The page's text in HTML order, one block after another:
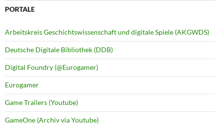
PORTALE
Arbeitskreis Geschichtswissenschaft und digitale Spiele (AKGWDS)
Deutsche Digitale Bibliothek (DDB)
Digital Foundry (@Eurogamer)
Eurogamer
Game Trailers (Youtube)
GameOne (Archiv via Youtube)